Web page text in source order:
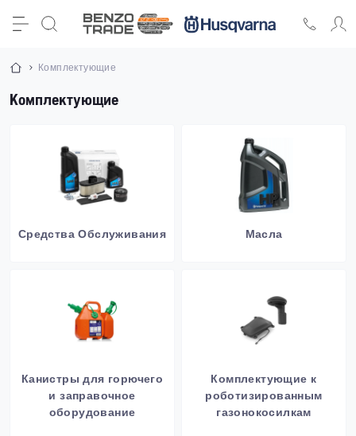
Комплектующие
Комплектующие
Средства Обслуживания Масла
Канистры для горючего
и заправочное
оборудование
Комплектующие к
роботизированным
газонокосилкам